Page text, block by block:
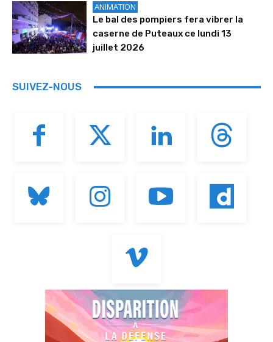
ANIMATION
Le bal des pompiers fera vibrer la
caserne de Puteaux ce lundi 13
juillet 2026
SUIVEZ-NOUS